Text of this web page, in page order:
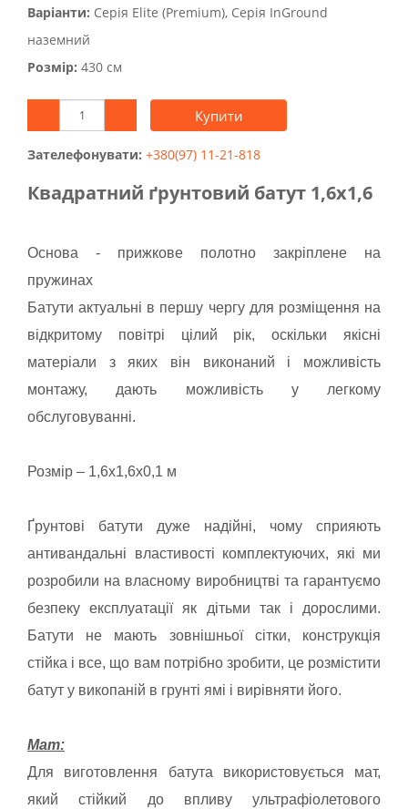
Варіанти: Серія Elite (Premium), Серія InGround
наземний
Розмір: 430 см
Купити
Зателефонувати: +380(97) 11-21-818
Квадратний ґрунтовий батут 1,6х1,6
Основа - прижкове полотно закріплене на
пружинах
Батути актуальні в першу чергу для розміщення на
відкритому повітрі цілий рік, оскільки якісні
матеріали з яких він виконаний і можливість
монтажу, дають можливість у легкому
обслуговуванні.
Розмір – 1,6х1,6х0,1 м
Ґрунтові батути дуже надійні, чому сприяють
антивандальні властивості комплектуючих, які ми
розробили на власному виробництві та гарантуємо
безпеку експлуатації як дітьми так і дорослими.
Батути не мають зовнішньої сітки, конструкція
стійка і все, що вам потрібно зробити, це розмістити
батут у викопаній в грунті ямі і вирівняти його.
Мат:
Для виготовлення батута використовується мат,
який стійкий до впливу ультрафіолетового